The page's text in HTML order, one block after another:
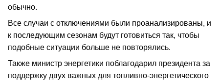
обычно.
Все случаи с отключениями были проанализированы, и
к последующим сезонам будут готовиться так, чтобы
подобные ситуации больше не повторялись.
Также министр энергетики поблагодарил президента за
поддержку двух важных для топливно-энергетического